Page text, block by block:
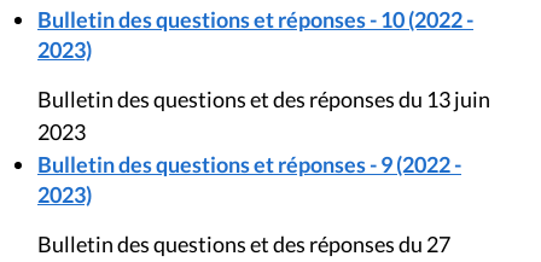
Bulletin des questions et réponses - 10 (2022 -
2023)
Bulletin des questions et des réponses du 13 juin
2023
Bulletin des questions et réponses - 9 (2022 -
2023)
Bulletin des questions et des réponses du 27